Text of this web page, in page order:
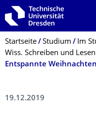
Zur Hauptnavigation
Zur Suche springen
Zum Inhalt springen
Breadcrumb-Menü
Startseite Studium Im
Wiss. Schreiben und Lesen
19.12.2019